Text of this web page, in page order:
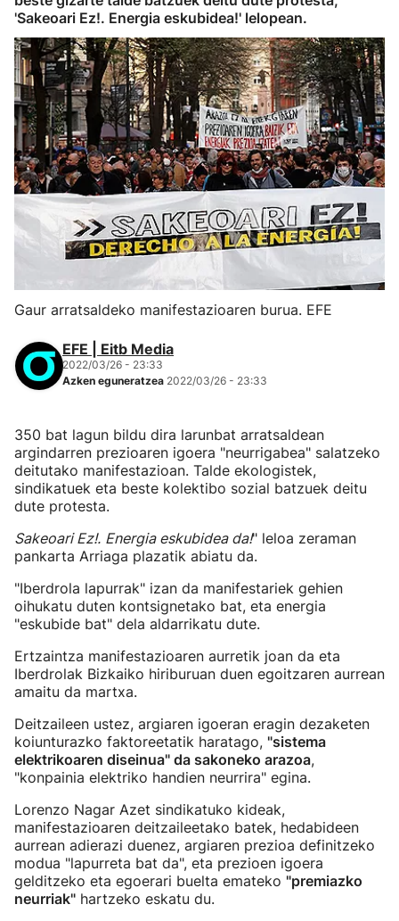
'Sakeoari Ez!. Energia eskubidea!' lelopean.
Gaur arratsaldeko manifestazioaren burua. EFE
EFE | Eitb Media
2022/03/26 - 23:33
Azken eguneratzea 2022/03/26 - 23:33
350 bat lagun bildu dira larunbat arratsaldean
argindarren prezioaren igoera "neurrigabea" salatzeko
deitutako manifestazioan. Talde ekologistek,
sindikatuek eta beste kolektibo sozial batzuek deitu
dute protesta.
Sakeoari Ez!. Energia eskubidea da!" leloa zeraman
pankarta Arriaga plazatik abiatu da.
"Iberdrola lapurrak" izan da manifestariek gehien
oihukatu duten kontsignetako bat, eta energia
"eskubide bat" dela aldarrikatu dute.
Ertzaintza manifestazioaren aurretik joan da eta
Iberdrolak Bizkaiko hiriburuan duen egoitzaren aurrean
amaitu da martxa.
Deitzaileen ustez, argiaren igoeran eragin dezaketen
koiunturazko faktoreetatik haratago, "sistema
elektrikoaren diseinua" da sakoneko arazoa,
"konpainia elektriko handien neurrira" egina.
Lorenzo Nagar Azet sindikatuko kideak,
manifestazioaren deitzaileetako batek, hedabideen
aurrean adierazi duenez, argiaren prezioa definitzeko
modua "lapurreta bat da", eta prezioen igoera
gelditzeko eta egoerari buelta emateko "premiazko
neurriak" hartzeko eskatu du.